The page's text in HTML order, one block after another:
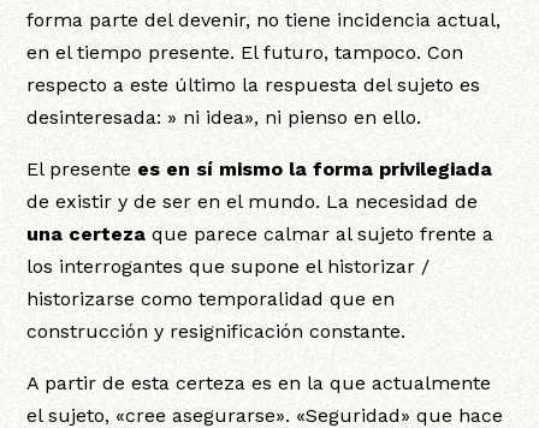
forma parte del devenir, no tiene incidencia actual,
en el tiempo presente. El futuro, tampoco. Con
respecto a este último la respuesta del sujeto es
desinteresada: » ni idea», ni pienso en ello.
El presente es en sí mismo la forma privilegiada
de existir y de ser en el mundo. La necesidad de
una certezaque parece calmar al sujeto frente a
los interrogantes que supone el historizar /
historizarse como temporalidad que en
construcción y resignificación constante.
A partir de esta certeza es en la que actualmente
el sujeto, «cree asegurarse». «Seguridad» que hace